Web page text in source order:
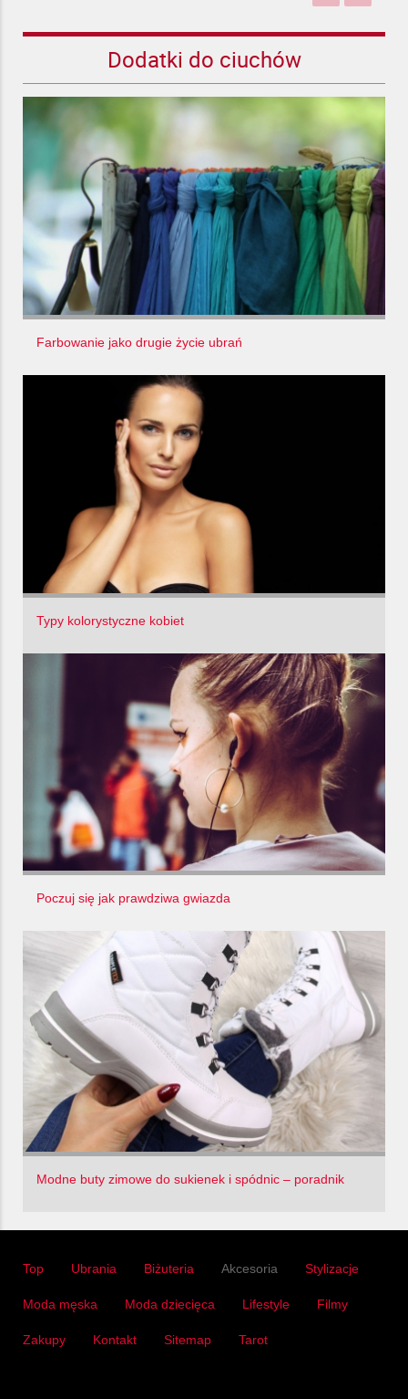
Dodatki do ciuchów
Farbowanie jako drugie życie ubrań
Typy kolorystyczne kobiet
Poczuj się jak prawdziwa gwiazda
Modne buty zimowe do sukienek i spódnic – poradnik
Top Ubrania Biżuteria Akcesoria Stylizacje
Moda męska Moda dziecięca Lifestyle Filmy
Zakupy Kontakt Sitemap Tarot